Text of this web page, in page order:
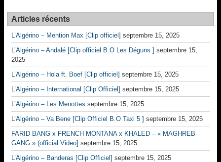
Articles récents
L’Algérino – Mention Max [Clip officiel] septembre 15, 2025
L’Algérino – Andalé [Clip officiel B.O Les Déguns ] septembre 15,
2025
L’Algérino – Hola ft. Boef [Clip officiel] septembre 15, 2025
L’Algérino – International [Clip Officiel] septembre 15, 2025
L’Algérino – Les Menottes septembre 15, 2025
L’Algérino – Va Bene [Clip Officiel B.O Taxi 5 ] septembre 15, 2025
FARID BANG x FRENCH MONTANA x KHALED – « MAGHREB
GANG » (official Video] septembre 15, 2025
L’Algérino – Banderas [Clip Officiel] septembre 15, 2025